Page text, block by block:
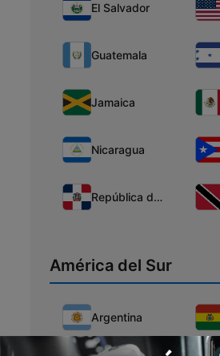
El Salvador
Guatemala
Jamaica
Nicaragua
República de Santo Domingo
América del Sur
Argentina